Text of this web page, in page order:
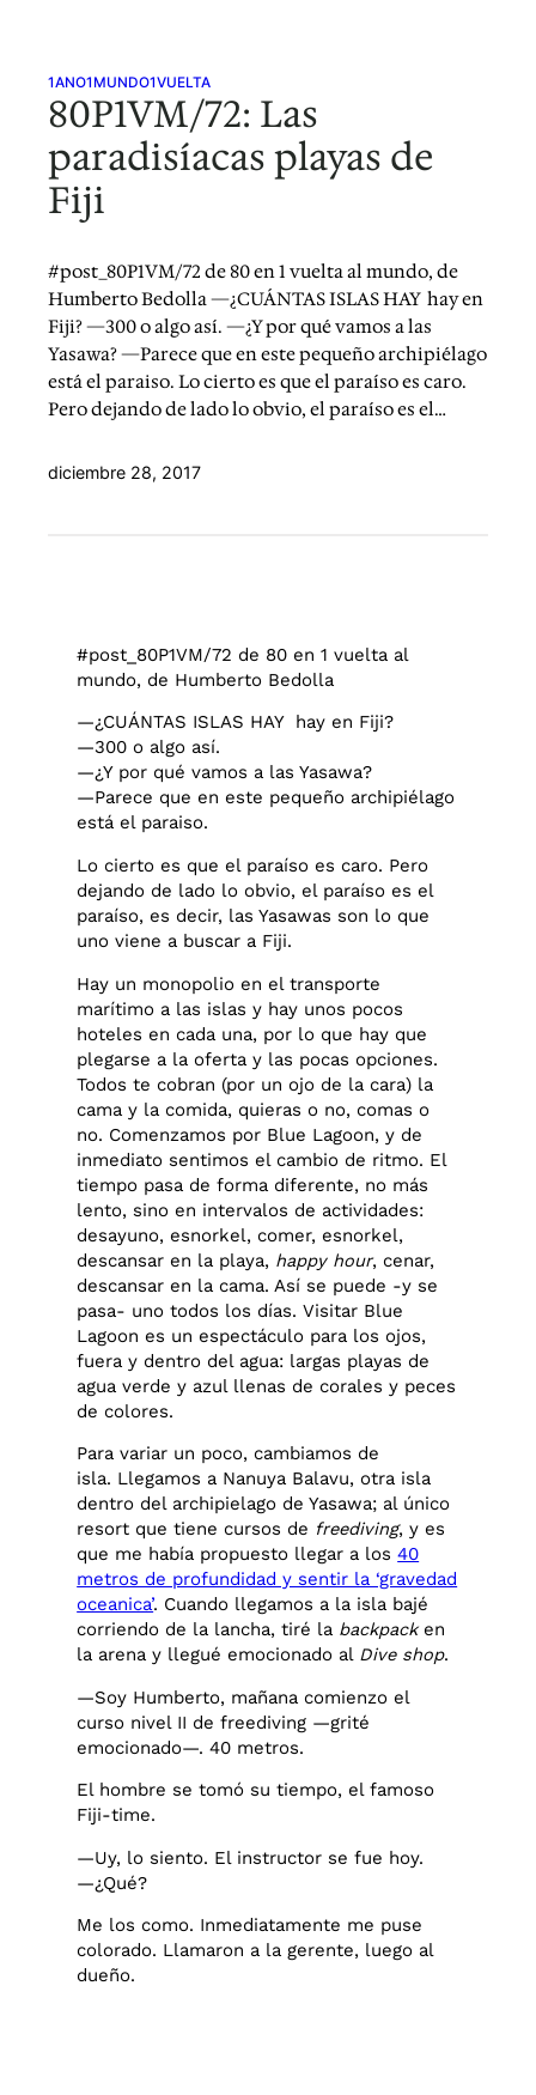
1ANO1MUNDO1VUELTA
80P1VM/72: Las
paradisíacas playas de
Fiji
#post_80P1VM/72 de 80 en 1 vuelta al mundo, de
Humberto Bedolla —¿CUÁNTAS ISLAS HAY hay en
Fiji? —300 o algo así. —¿Y por qué vamos a las
Yasawa? —Parece que en este pequeño archipiélago
está el paraiso. Lo cierto es que el paraíso es caro.
Pero dejando de lado lo obvio, el paraíso es el…
diciembre 28, 2017
#post_80P1VM/72 de 80 en 1 vuelta al
mundo, de Humberto Bedolla
—¿CUÁNTAS ISLAS HAY hay en Fiji?
—300 o algo así.
—¿Y por qué vamos a las Yasawa?
—Parece que en este pequeño archipiélago
está el paraiso.
Lo cierto es que el paraíso es caro. Pero
dejando de lado lo obvio, el paraíso es el
paraíso, es decir, las Yasawas son lo que
uno viene a buscar a Fiji.
Hay un monopolio en el transporte
marítimo a las islas y hay unos pocos
hoteles en cada una, por lo que hay que
plegarse a la oferta y las pocas opciones.
Todos te cobran (por un ojo de la cara) la
cama y la comida, quieras o no, comas o
no. Comenzamos por Blue Lagoon, y de
inmediato sentimos el cambio de ritmo. El
tiempo pasa de forma diferente, no más
lento, sino en intervalos de actividades:
desayuno, esnorkel, comer, esnorkel,
descansar en la playa, happy hour, cenar,
descansar en la cama. Así se puede -y se
pasa- uno todos los días. Visitar Blue
Lagoon es un espectáculo para los ojos,
fuera y dentro del agua: largas playas de
agua verde y azul llenas de corales y peces
de colores.
Para variar un poco, cambiamos de
isla. Llegamos a Nanuya Balavu, otra isla
dentro del archipielago de Yasawa; al único
resort que tiene cursos de freediving, y es
que me había propuesto llegar a los40
metros de profundidad y sentir la ‘gravedad
oceanica’. Cuando llegamos a la isla bajé
corriendo de la lancha, tiré la backpacken
la arena y llegué emocionado al Dive shop.
—Soy Humberto, mañana comienzo el
curso nivel II de freediving —grité
emocionado—. 40 metros.
El hombre se tomó su tiempo, el famoso
Fiji-time.
—Uy, lo siento. El instructor se fue hoy.
—¿Qué?
Me los como. Inmediatamente me puse
colorado. Llamaron a la gerente, luego al
dueño.